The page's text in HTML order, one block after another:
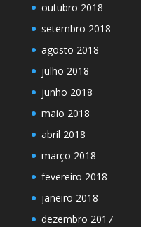
outubro 2018
setembro 2018
agosto 2018
julho 2018
junho 2018
maio 2018
abril 2018
março 2018
fevereiro 2018
janeiro 2018
dezembro 2017